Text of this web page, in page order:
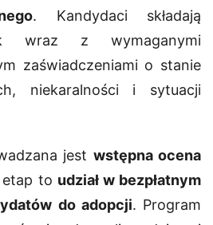
. Kandydaci składają
wraz z wymaganymi
zaświadczeniami o stanie
niekaralności i sytuacji
jest wstępna ocena
etap to udział w bezpłatnym
do adopcji. Program